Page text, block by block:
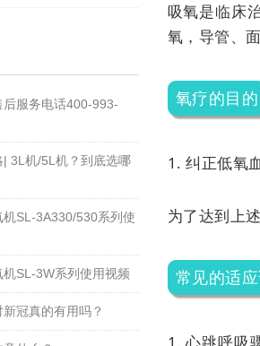
吸氧是临床
氧，导管、
氧疗的目的
1. 纠正低氧
为了达到上
常见的适
1. 心跳呼吸
服务电话400-993-
3L机/5L机？到底选哪
机SL-3A330/530系列使
机SL-3W系列使用视频
冠真的有用吗？